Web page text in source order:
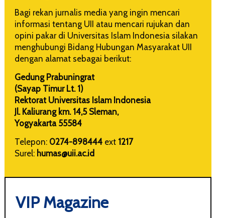
Bagi rekan jurnalis media yang ingin mencari
informasi tentang UII atau mencari rujukan dan
opini pakar di Universitas Islam Indonesia silakan
menghubungi Bidang Hubungan Masyarakat UII
dengan alamat sebagai berikut:
Gedung Prabuningrat
(Sayap Timur Lt. 1)
Rektorat Universitas Islam Indonesia
Jl. Kaliurang km. 14,5 Sleman,
Yogyakarta 55584
Telepon:0274-898444 ext1217
Surel: humas@uii.ac.id
VIP Magazine